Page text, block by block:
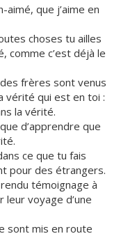
aimé, que j’aime en
choses tu ailles
comme c’est déjà le
des frères sont venus
vérité qui est en toi :
la vérité.
d’apprendre que
ce que tu fais
pour des étrangers.
témoignage à
voyage d’une
sont mis en route